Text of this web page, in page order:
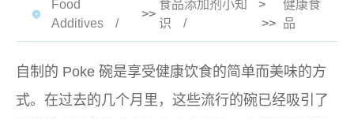
Food
Additives
>>
食品添加剂小知
识
>
>>
健康食
品
自制的 Poke 碗是享受健康饮食的简单而美味的方
式。在过去的几个月里，这些流行的碗已经吸引了